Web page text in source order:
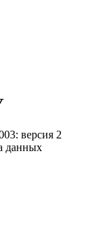
версия 2
данных